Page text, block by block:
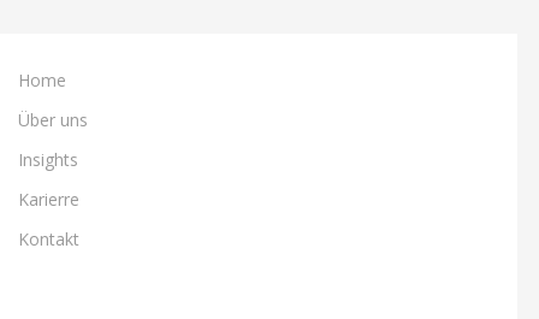
Home
Über uns
Insights
Karierre
Kontakt